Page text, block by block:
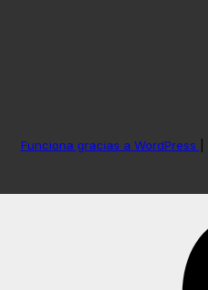
Funciona gracias a WordPress